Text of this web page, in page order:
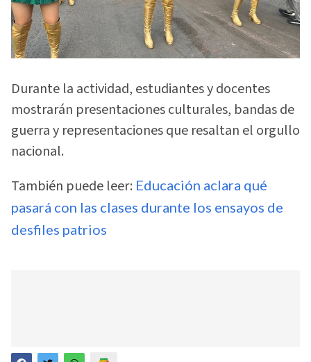
Durante la actividad, estudiantes y docentes
mostrarán presentaciones culturales, bandas de
guerra y representaciones que resaltan el orgullo
nacional.
También puede leer: Educación aclara qué
pasará con las clases durante los ensayos de
desfiles patrios